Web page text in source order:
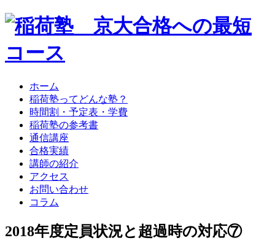
ホーム
稲荷塾ってどんな塾？
時間割・予定表・学費
稲荷塾の参考書
通信講座
合格実績
講師の紹介
アクセス
お問い合わせ
コラム
2018年度定員状況と超過時の対応⑦